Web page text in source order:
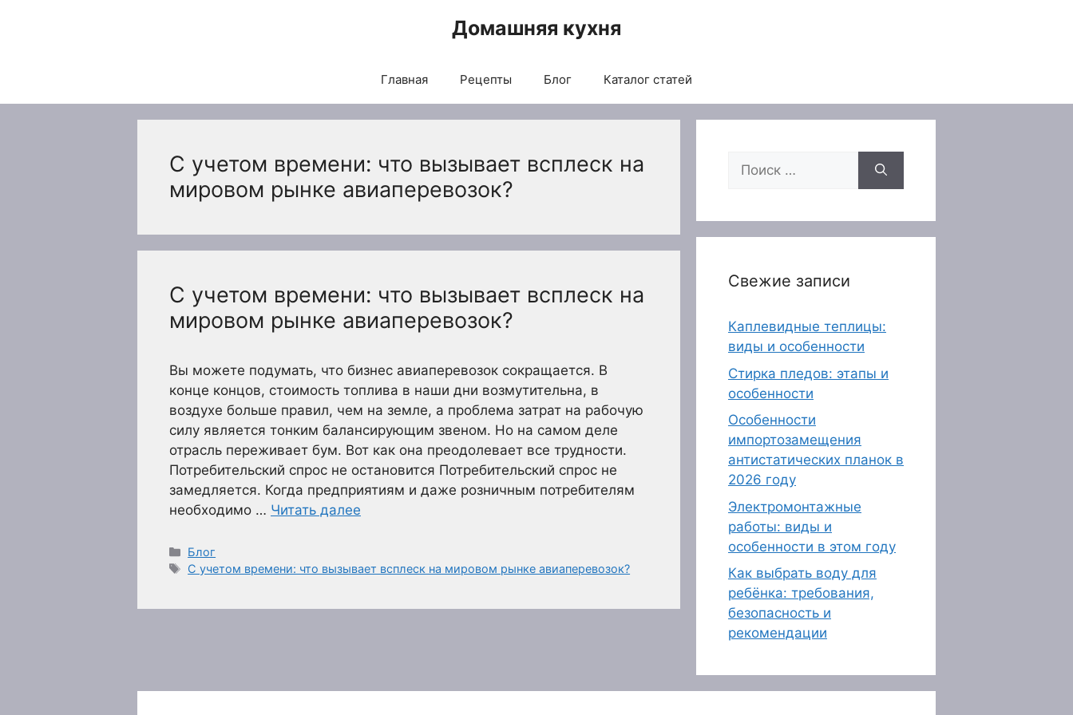
Домашняя кухня
Главная Рецепты Блог Каталог статей
С учетом времени: что вызывает всплеск на
мировом рынке авиаперевозок?
С учетом времени: что вызывает всплеск на
мировом рынке авиаперевозок?
Вы можете подумать, что бизнес авиаперевозок сокращается. В
конце концов, стоимость топлива в наши дни возмутительна, в
воздухе больше правил, чем на земле, а проблема затрат на рабочую
силу является тонким балансирующим звеном. Но на самом деле
отрасль переживает бум. Вот как она преодолевает все трудности.
Потребительский спрос не остановится Потребительский спрос не
замедляется. Когда предприятиям и даже розничным потребителям
необходимо … Читать далее
Рубрики
Блог
Метки
С учетом времени: что вызывает всплеск на мировом рынке авиаперевозок?
Поиск:
Свежие записи
Каплевидные теплицы:
виды и особенности
Стирка пледов: этапы и
особенности
Особенности
импортозамещения
антистатических планок в
2026 году
Электромонтажные
работы: виды и
особенности в этом году
Как выбрать воду для
ребёнка: требования,
безопасность и
рекомендации